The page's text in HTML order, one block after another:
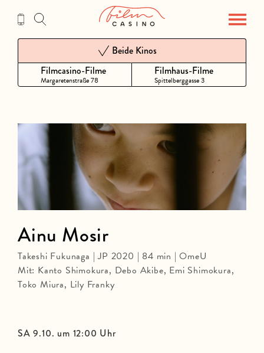
Inhalt
Filmcasino-Filme
Margaretenstraße 78
Beide Kinos
Filmhaus-Filme
Spittelberggasse 3
SA 9.10. um 12:00 Uhr
Ainu Mosir
Takeshi Fukunaga | JP 2020 | 84 min | OmeU
Mit: Kanto Shimokura, Debo Akibe, Emi Shimokura,
Toko Miura, Lily Franky